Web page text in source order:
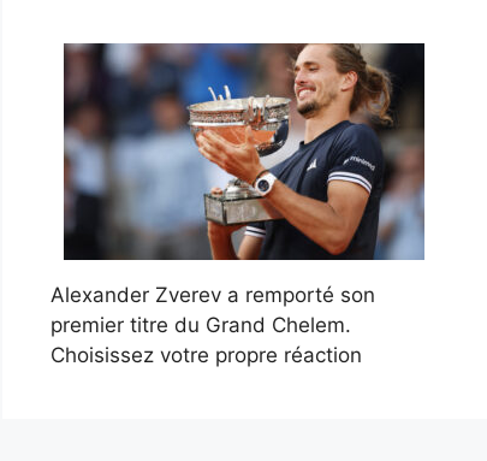
Alexander Zverev a remporté son
premier titre du Grand Chelem.
Choisissez votre propre réaction